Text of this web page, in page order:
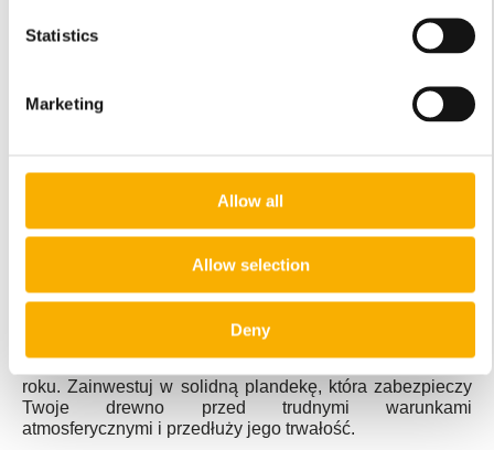
Statistics
Marketing
Allow all
Allow selection
Deny
długowieczność i skuteczną ochronę nawet w
– plandeki są
wyposażone w oczka rozmieszczone na
krawędziach, co umożliwia szybkie i solidne
temu plandeka pozostaje na swoim miejscu nawet
przy silnym wietrze.
pozwala na estetyczne dopasowanie ich do
otoczenia Twojej posesji.
Plandeki na drewno kominkowe na wymiar
niezawodna ochrona, która pomaga utrzymać drewno
roku. Zainwestuj w solidną plandekę, która zabezpieczy
Twoje drewno przed trudnymi warunkami
atmosferycznymi i przedłuży jego trwałość.